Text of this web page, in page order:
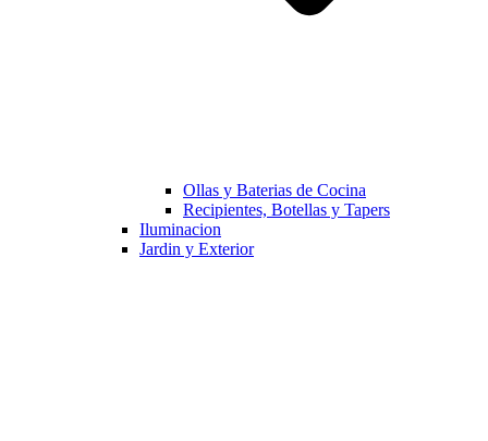
Ollas y Baterias de Cocina
Recipientes, Botellas y Tapers
Iluminacion
Jardin y Exterior